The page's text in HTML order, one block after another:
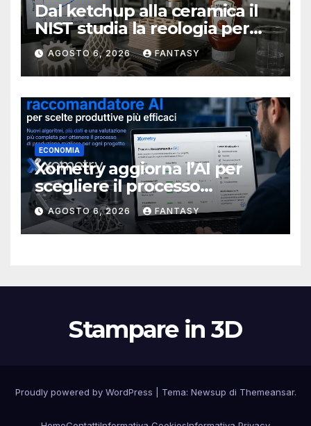
Dal ketchup alla ceramica il
NIST studia la reologia per
rendere più affidabile la
stampa 3D
AGOSTO 6, 2026 FANTASY
ECONOMIA
Xometry aggiorna l’AI per
scegliere il processo
produttivo più adatto
AGOSTO 6, 2026 FANTASY
Stampare in 3D
Proudly powered by WordPress Tema: Newsup di Themeansar.